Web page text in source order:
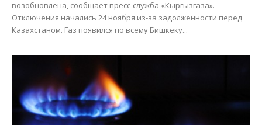
возобновлена, сообщает пресс-служба «Кыргызгаза».
Отключения начались 24 ноября из-за задолженности перед
Казахстаном. Газ появился по всему Бишкеку...